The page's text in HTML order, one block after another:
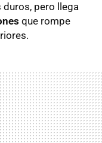
pero llega
que rompe